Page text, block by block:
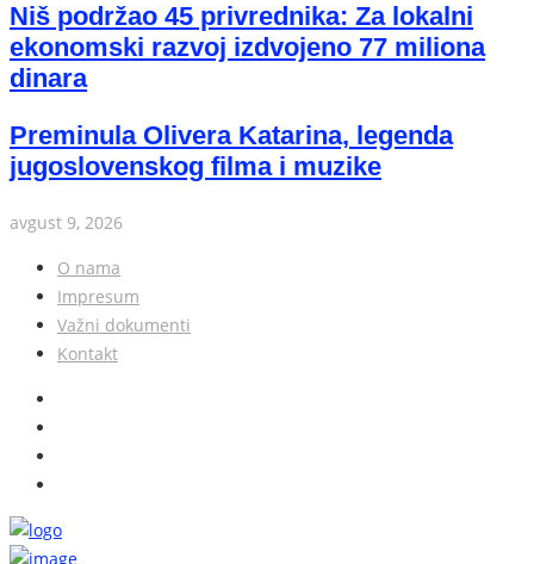
Niš podržao 45 privrednika: Za lokalni
ekonomski razvoj izdvojeno 77 miliona
dinara
Preminula Olivera Katarina, legenda
jugoslovenskog filma i muzike
avgust 9, 2026
O nama
Impresum
Važni dokumenti
Kontakt